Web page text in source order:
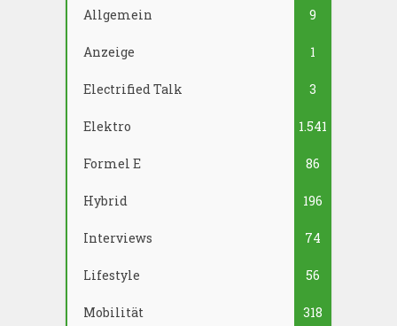
Allgemein 9
Anzeige 1
Electrified Talk 3
Elektro 1.541
Formel E 86
Hybrid 196
Interviews 74
Lifestyle 56
Mobilität 318